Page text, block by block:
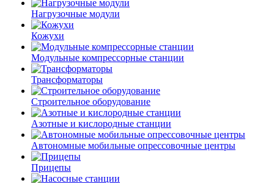
Нагрузочные модули
Кожухи
Модульные компрессорные станции
Трансформаторы
Строительное оборудование
Азотные и кислородные станции
Автономные мобильные опрессовочные центры
Прицепы